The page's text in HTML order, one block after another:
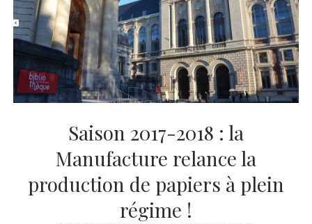
CINÉMA
LITTÉRATURE
ÉCONOMIE
SPORT
MÉDIAS
SANTÉ
instagram
emailemail-
form
Saison 2017-2018 : la
Manufacture relance la
production de papiers à plein
régime !